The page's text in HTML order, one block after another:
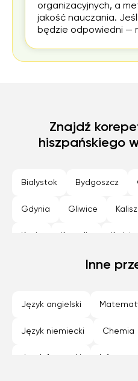
organizacyjnych, a
jakość nauczania.
będzie odpowiedni —
Znajdź
hiszpańskiego
Bialystok Bydgoszcz
Gdynia Gliwice Kalisz
Konin Koszalin Kraków
Olsztyn
Inne
Język angielski
Język niemiecki Chemia
Język francuski